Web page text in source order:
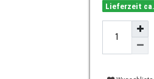
Lieferzeit